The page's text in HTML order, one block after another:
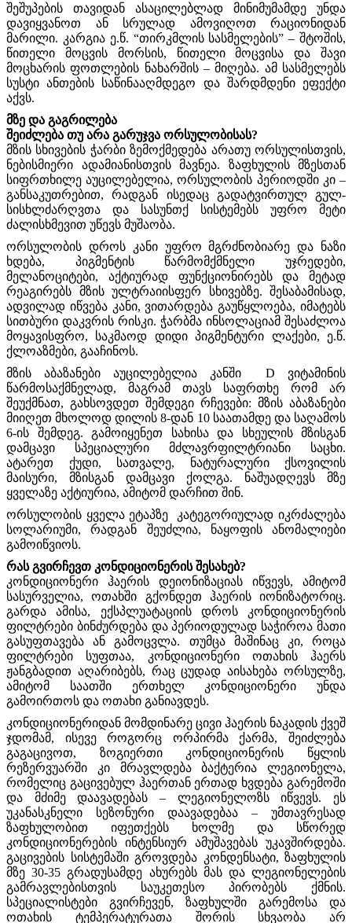
შეშუპების თავიდან ასაცილებლად მინიმუმამდე უნდა
დავიყვანოთ ან სრულად ამოვიღოთ რაციონიდან
მარილი. კარგია ე.წ. “თირკმლის სასმელების” – შტოშის,
წითელი მოცვის მორსის, წითელი მოცვისა და შავი
მოცხარის ფოთლების ნახარშის – მიღება. ამ სასმელებს
სუსტი ანთების საწინააღმდეგო და შარდმდენი ეფექტი
აქვს.
მზე და გაგრილება
შეიძლება თუ არა გარუჯვა ორსულობისას?
მზის სხივების ჭარბი ზემოქმედება არათუ ორსულისთვის,
ნებისმიერი ადამიანისთვის მავნეა. ზაფხულის მზესთან
სიფრთხილე აუცილებელია, ორსულობის პერიოდში კი –
განსაკუთრებით, რადგან ისედაც გადატვირთულ გულ-
სისხლძარღვთა და სასუნთქ სისტემებს უფრო მეტი
ძალისხმევით უწევს მუშაობა.
ორსულობის დროს კანი უფრო მგრძნობიარე და ნაზი
ხდება, პიგმენტის წარმომქმნელი უჯრედები,
მელანოციტები, აქტიურად ფუნქციონირებს და მეტად
რეაგირებს მზის ულტრაიისფერ სხივებზე. შესაბამისად,
ადვილად იწვება კანი, ვითარდება გაუწყლოება, იმატებს
სითბური დაკვრის რისკი. ჭარბმა ინსოლაციამ შესაძლოა
მოყავისფრო, საკმაოდ დიდი პიგმენტური ლაქები, ე.წ.
ქლოაზმები, გააჩინოს.
მზის აბაზანები აუცილებელია კანში D ვიტამინის
წარმოსაქმნელად, მაგრამ თავს საფრთხე რომ არ
შეუქმნათ, გახსოვდეთ შემდეგი რჩევები: მზის აბაზანები
მიიღეთ მხოლოდ დილის 8-დან 10 საათამდე და საღამოს
6-ის შემდეგ. გამოიყენეთ სახისა და სხეულის მზისგან
დამცავი სპეციალური მძლავრფილტრიანი საცხი.
ატარეთ ქუდი, სათვალე, ნატურალური ქსოვილის
მაისური, მზისგან დამცავი ქოლგა. ნაშუადღევს მზე
ყველაზე აქტიურია, ამიტომ დარჩით შინ.
ორსულობის ყველა ეტაპზე კატეგორიულად იკრძალება
სოლარიუმი, რადგან შეუძლია, ნაყოფის ანომალიები
გამოიწვიოს.
რას გვირჩევთ კონდიციონერის შესახებ?
კონდიციონერი ჰაერის დეიონიზაციას იწვევს, ამიტომ
სასურველია, ოთახში გქონდეთ ჰაერის იონიზატორიც.
გარდა ამისა, ექსპლუატაციის დროს კონდიციონერის
ფილტრები ბინძურდება და პერიოდულად საჭიროა მათი
გასუფთავება ან გამოცვლა. თუმცა მაშინაც კი, როცა
ფილტრები სუფთაა, კონდიციონერი ოთახის ჰაერს
ჟანგბადით აღარიბებს, რაც ცუდად აისახება ორსულზე,
ამიტომ საათში ერთხელ კონდიციონერი უნდა
გამოირთოს და ოთახი განიავდეს.
კონდიციონერიდან მომდინარე ცივი ჰაერის ნაკადის ქვეშ
ჯდომამ, ისევე როგორც ორპირმა ქარმა, შეიძლება
გაგაცივოთ, ზოგიერთი კონდიციონერის წყლის
რეზერვუარში კი მრავლდება ბაქტერია ლეგიონელა,
რომელიც გაცივებულ ჰაერთან ერთად ხვდება გარემოში
და მძიმე დაავადებას – ლეგიონელოზს იწვევს. ეს
უკანასკნელი სეზონური დაავადებაა – უმთავრესად
ზაფხულობით იფეთქებს ხოლმე და სწორედ
კონდიციონერების ინტენსიურ ამუშავებას უკავშირდება.
გაცივების სისტემაში გროვდება კონდენსატი, ზაფხულის
მზე 30-35 გრადუსამდე ახურებს მას და ლეგიონელების
გამრავლებისთვის საუკეთესო პირობებს ქმნის.
სპეციალისტები გვირჩევენ, ზაფხულში გარემოსა და
ოთახის ტემპერატურათა შორის სხვაობა არ